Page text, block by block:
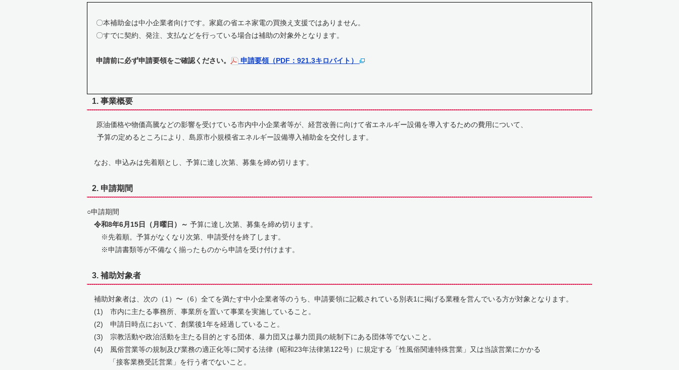
〇本補助金は中小企業者向けです。家庭の省エネ家電の買換え支援ではありません。
〇すでに契約、発注、支払などを行っている場合は補助の対象外となります。
申請前に必ず申請要領をご確認ください。 申請要領（PDF：921.3キロバイト）
1. 事業概要
原油価格や物価高騰などの影響を受けている市内中小企業者等が、経営改善に向けて省エネルギー設備を導入するための費用について、
予算の定めるところにより、島原市小規模省エネルギー設備導入補助金を交付します。
なお、申込みは先着順とし、予算に達し次第、募集を締め切ります。
2. 申請期間
○申請期間
令和8年6月15日（月曜日）～ 予算に達し次第、募集を締め切ります。
※先着順。予算がなくなり次第、申請受付を終了します。
※申請書類等が不備なく揃ったものから申請を受け付けます。
3. 補助対象者
補助対象者は、次の（1）〜（6）全てを満たす中小企業者等のうち、申請要領に記載されている別表1に掲げる業種を営んでいる方が対象となります。
(1) 市内に主たる事務所、事業所を置いて事業を実施していること。
(2) 申請日時点において、創業後1年を経過していること。
(3) 宗教活動や政治活動を主たる目的とする団体、暴力団又は暴力団員の統制下にある団体等でないこと。
(4) 風俗営業等の規制及び業務の適正化等に関する法律（昭和23年法律第122号）に規定する「性風俗関連特殊営業」又は当該営業にかかる
「接客業務受託営業」を行う者でないこと。